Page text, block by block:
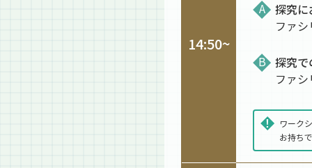
14:50~
探究に
ファ
探究で
ファ
ワーク
お持ち